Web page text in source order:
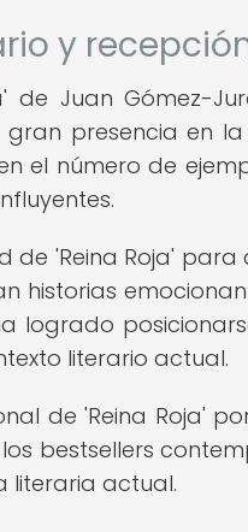
y
de Juan Gómez-
gran presencia en
el número de
de 'Reina Roja'
historias
logrado
literario actual.
de 'Reina Roja'
bestsellers
literaria actual.